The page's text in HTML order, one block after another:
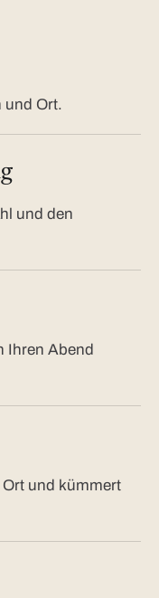
und Ort.
und den
Ihren Abend
und kümmert